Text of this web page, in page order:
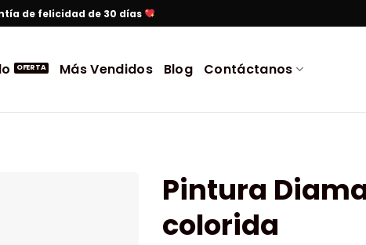
de felicidad de 30 días
Más Vendidos Blog Contáctanos
Pintura
colorida